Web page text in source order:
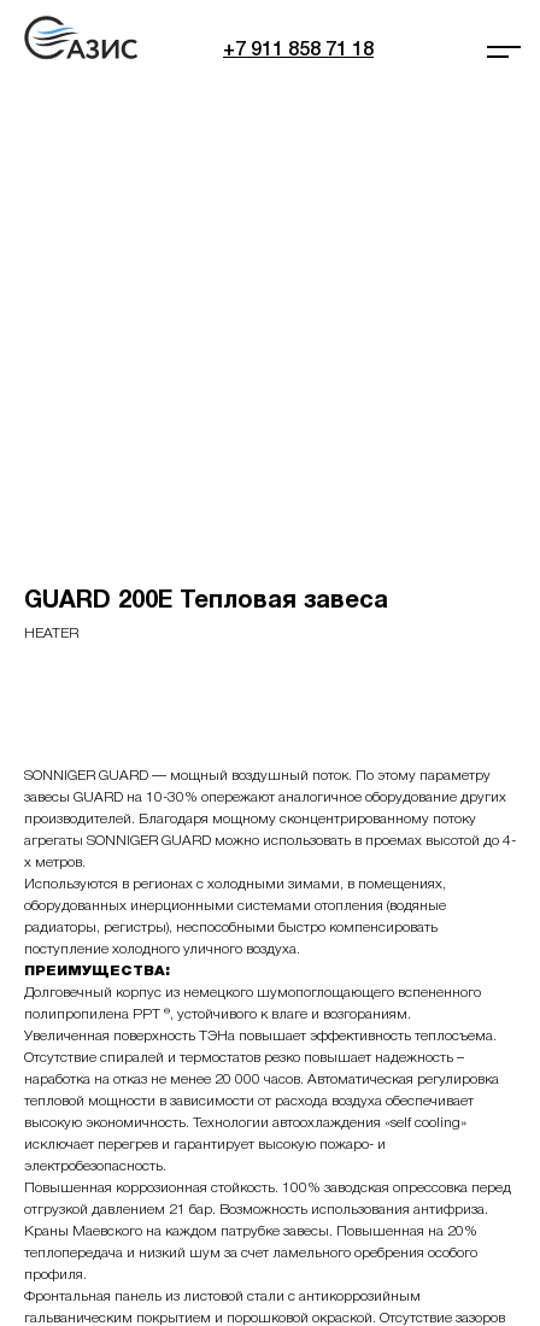
+7 911 858 71 18
GUARD 200E Тепловая завеса
HEATER
SONNIGER GUARD — мощный воздушный поток. По этому параметру
завесы GUARD на 10-30% опережают аналогичное оборудование других
производителей. Благодаря мощному сконцентрированному потоку
агрегаты SONNIGER GUARD можно использовать в проемах высотой до 4-
х метров.
Используются в регионах с холодными зимами, в помещениях,
оборудованных инерционными системами отопления (водяные
радиаторы, регистры), неспособными быстро компенсировать
поступление холодного уличного воздуха.
ПРЕИМУЩЕСТВА:
Долговечный корпус из немецкого шумопоглощающего вспененного
полипропилена PPT ®, устойчивого к влаге и возгораниям.
Увеличенная поверхность ТЭНа повышает эффективность теплосъема.
Отсутствие спиралей и термостатов резко повышает надежность –
наработка на отказ не менее 20 000 часов. Автоматическая регулировка
тепловой мощности в зависимости от расхода воздуха обеспечивает
высокую экономичность. Технологии автоохлаждения «self cooling»
исключает перегрев и гарантирует высокую пожаро- и
электробезопасность.
Повышенная коррозионная стойкость. 100% заводская опрессовка перед
отгрузкой давлением 21 бар. Возможность использования антифриза.
Краны Маевского на каждом патрубке завесы. Повышенная на 20%
теплопередача и низкий шум за счет ламельного оребрения особого
профиля.
Фронтальная панель из листовой стали с антикоррозийным
гальваническим покрытием и порошковой окраской. Отсутствие зазоров